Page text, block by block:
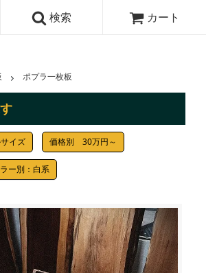
検索 カート
ポプラ一枚板
イズ 価格別 30万円～
ー別：白系